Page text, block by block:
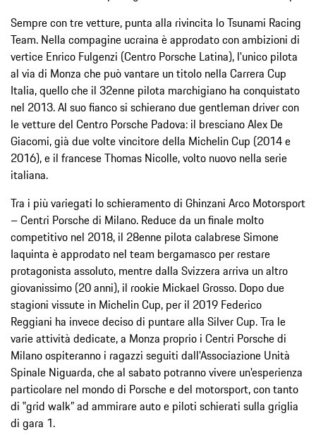
Sempre con tre vetture, punta alla rivincita lo Tsunami Racing
Team. Nella compagine ucraina è approdato con ambizioni di
vertice Enrico Fulgenzi (Centro Porsche Latina), l'unico pilota
al via di Monza che può vantare un titolo nella Carrera Cup
Italia, quello che il 32enne pilota marchigiano ha conquistato
nel 2013. Al suo fianco si schierano due gentleman driver con
le vetture del Centro Porsche Padova: il bresciano Alex De
Giacomi, già due volte vincitore della Michelin Cup (2014 e
2016), e il francese Thomas Nicolle, volto nuovo nella serie
italiana.
Tra i più variegati lo schieramento di Ghinzani Arco Motorsport
– Centri Porsche di Milano. Reduce da un finale molto
competitivo nel 2018, il 28enne pilota calabrese Simone
Iaquinta è approdato nel team bergamasco per restare
protagonista assoluto, mentre dalla Svizzera arriva un altro
giovanissimo (20 anni), il rookie Mickael Grosso. Dopo due
stagioni vissute in Michelin Cup, per il 2019 Federico
Reggiani ha invece deciso di puntare alla Silver Cup. Tra le
varie attività dedicate, a Monza proprio i Centri Porsche di
Milano ospiteranno i ragazzi seguiti dall'Associazione Unità
Spinale Niguarda, che al sabato potranno vivere un'esperienza
particolare nel mondo di Porsche e del motorsport, con tanto
di ‟grid walk” ad ammirare auto e piloti schierati sulla griglia
di gara 1.